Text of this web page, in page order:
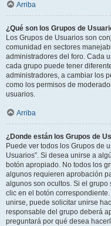
Arriba
¿Qué son los Grupos de
Los Grupos de Usuarios son
comunidad en sectores
administradores del foro. Cada
cada grupo puede tener
administradores, a cambiar los
como los permisos de
usuarios.
Arriba
¿Donde están los Grupos de
Puede ver todos los Grupos de
Usuarios”. Si desea unirse a
botón apropiado. No todos los
algunos requieren aprobación
algunos son ocultos. Si el
clic en el botón
unirse, puede solicitar unirse
responsable del grupo deberá
preguntará por qué desea